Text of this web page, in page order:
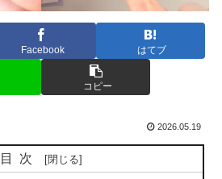
Facebook はてブ
コピー
2026.05.19
目次